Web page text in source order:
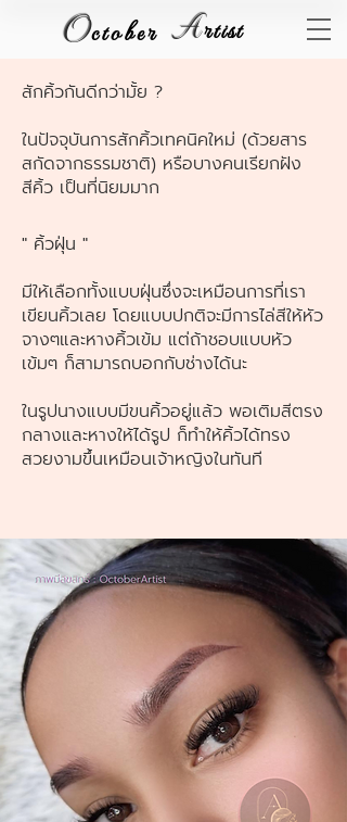
October Artist
สักคิ้วกันดีกว่ามั้ย ?
ในปัจจุบันการสักคิ้วเทคนิคใหม่ (ด้วยสาร
สกัดจากธรรมชาติ) หรือบางคนเรียกฝัง
สีคิ้ว เป็นที่นิยมมาก
" คิ้วฝุ่น "
มีให้เลือกทั้งแบบฝุ่นซึ่งจะเหมือนการที่เรา
เขียนคิ้วเลย โดยแบบปกติจะมีการไล่สีให้หัว
จางๆและหางคิ้วเข้ม แต่ถ้าชอบแบบหัว
เข้มๆ ก็สามารถบอกกับช่างได้นะ
ในรูปนางแบบมีขนคิ้วอยู่แล้ว พอเติมสีตรง
กลางและหางให้ได้รูป ก็ทำให้คิ้วได้ทรง
สวยงามขึ้นเหมือนเจ้าหญิงในทันที